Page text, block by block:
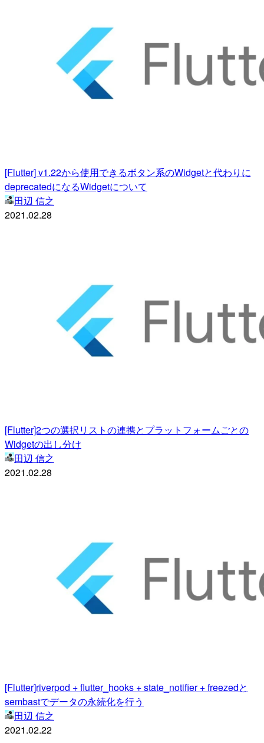
[Flutter] v1.22から使用できるボタン系のWidgetと代わりに
deprecatedになるWidgetについて
田辺 信之
2021.02.28
[Flutter]2つの選択リストの連携とプラットフォームごとの
Widgetの出し分け
田辺 信之
2021.02.28
[Flutter]riverpod + flutter_hooks + state_notifier + freezedと
sembastでデータの永続化を行う
田辺 信之
2021.02.22